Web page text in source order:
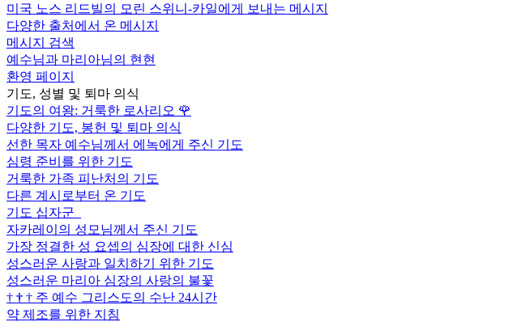
미국 노스 리드빌의 모린 스위니-카일에게 보내는 메시지
다양한 출처에서 온 메시지
메시지 검색
예수님과 마리아님의 현현
환영 페이지
기도, 성별 및 퇴마 의식
기도의 여왕: 거룩한 로사리오 🌹
다양한 기도, 봉헌 및 퇴마 의식
선한 목자 예수님께서 에녹에게 주신 기도
심령 준비를 위한 기도
거룩한 가족 피난처의 기도
다른 계시로부터 온 기도
기도 십자군
자카레이의 성모님께서 주신 기도
가장 정결한 성 요셉의 심장에 대한 신심
성스러운 사랑과 일치하기 위한 기도
성스러운 마리아 심장의 사랑의 불꽃
† † † 주 예수 그리스도의 수난 24시간
약 제조를 위한 지침